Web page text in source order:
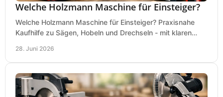
Welche Holzmann Maschine für Einsteiger?
Welche Holzmann Maschine für Einsteiger? Praxisnahe
Kaufhilfe zu Sägen, Hobeln und Drechseln - mit klaren
28. Juni 2026